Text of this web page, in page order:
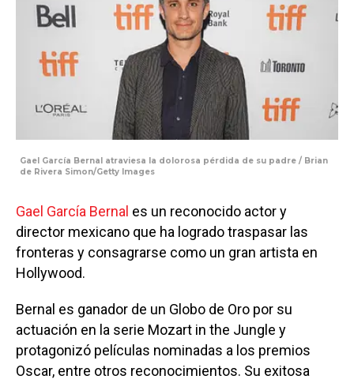
Gael García Bernal atraviesa la dolorosa pérdida de su padre / Brian
de Rivera Simon/Getty Images
Gael García Bernal es un reconocido actor y
director mexicano que ha logrado traspasar las
fronteras y consagrarse como un gran artista en
Hollywood.
Bernal es ganador de un Globo de Oro por su
actuación en la serie Mozart in the Jungle y
protagonizó películas nominadas a los premios
Oscar, entre otros reconocimientos. Su exitosa